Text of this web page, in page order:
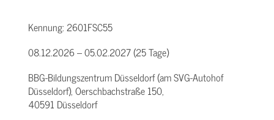
Kennung:2601FSC55
08.12.2026 – 05.02.2027 (25 Tage)
BBG-Bildungszentrum Düsseldorf (am SVG-Autohof
Düsseldorf), Oerschbachstraße 150,
40591 Düsseldorf